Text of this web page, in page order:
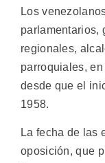
Los
parlamentarios,
regionales,
parroquiales,
desde que el
1958.
La fecha de las
oposición, que